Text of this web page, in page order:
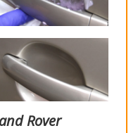
Rover